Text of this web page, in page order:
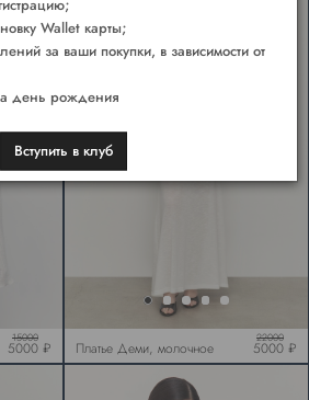
15000
5000 ₽ Платье Деми, молочное
22000
5000 ₽
Wallet карты;
за ваши покупки, в зависимости от
день рождения
Вступить в клуб